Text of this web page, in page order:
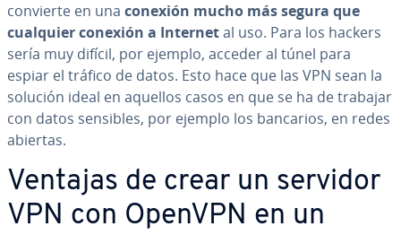
convierte en una conexión mucho más segura que
cualquier conexión a Internetal uso. Para los hackers
sería muy difícil, por ejemplo, acceder al túnel para
espiar el tráfico de datos. Esto hace que las VPN sean la
solución ideal en aquellos casos en que se ha de trabajar
con datos sensibles, por ejemplo los bancarios, en redes
abiertas.
Ventajas de crear un servidor
VPN con OpenVPN en un